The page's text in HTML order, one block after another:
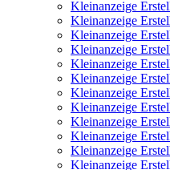
Kleinanzeige
Kleinanzeige
Kleinanzeige
Kleinanzeige
Kleinanzeige
Kleinanzeige
Kleinanzeige
Kleinanzeige
Kleinanzeige
Kleinanzeige
Kleinanzeige
Kleinanzeige